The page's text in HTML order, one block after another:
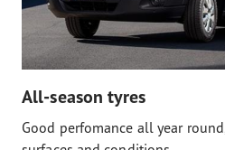
All-season tyres
Good perfomance all year